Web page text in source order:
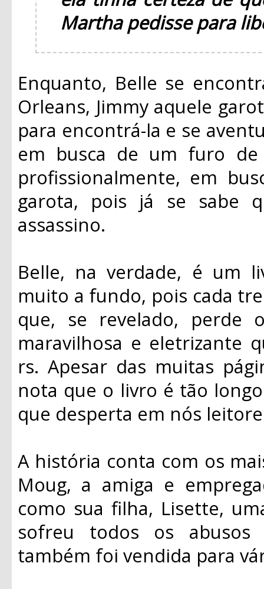
Martha pedisse para
Enquanto, Belle se
Orleans, Jimmy aquele
para encontrá-la e se
em busca de um furo de
profissionalmente, em
garota, pois já se sabe
assassino.
Belle, na verdade, é um
muito a fundo, pois cada
que, se revelado, perde
maravilhosa e eletrizante
rs. Apesar das muitas
nota que o livro é tão
que desperta em nós
A história conta com os
Moug, a amiga e
como sua filha, Lisette,
sofreu todos os
também foi vendida para